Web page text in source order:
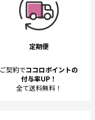
定期便
ご契約でココロポイントの
付与率UP！
全て送料無料！